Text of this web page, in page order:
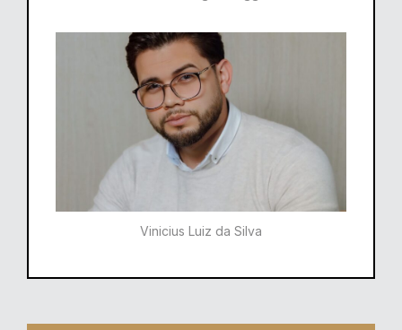
Vinicius Luiz da Silva